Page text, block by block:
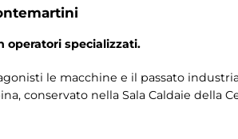
operatori specializzati.
le macchine e il passato
conservato nella Sala Caldaie della